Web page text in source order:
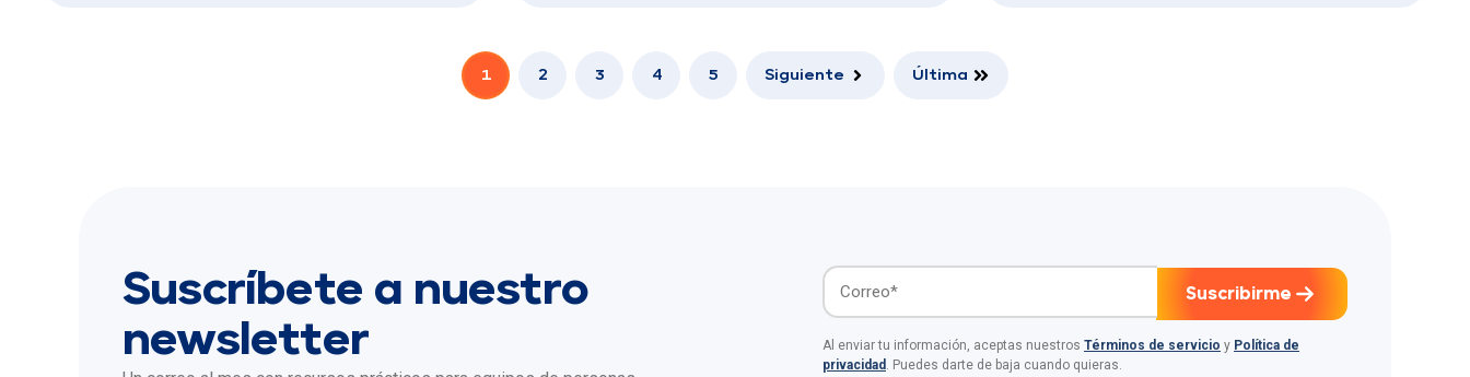
1 2 3 4 5 Siguiente Última
Suscríbete a nuestro
newsletter
Suscribirme
Al enviar tu información, aceptas nuestros Términos de servicio y Política de
privacidad . Puedes darte de baja cuando quieras.